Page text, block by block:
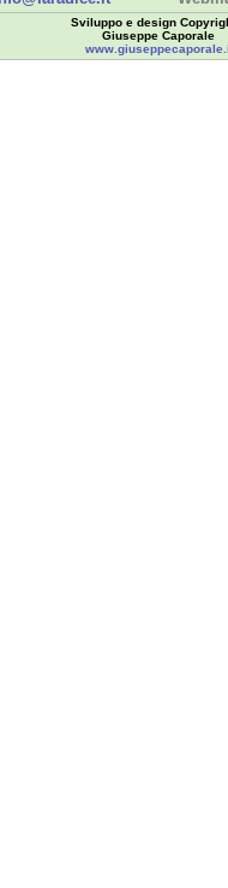
Sviluppo e design
Giuseppe Caporale